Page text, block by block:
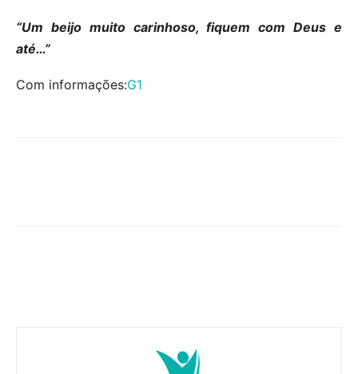
“Um beijo muito carinhoso, fiquem com Deus e
até…”
Com informações:G1